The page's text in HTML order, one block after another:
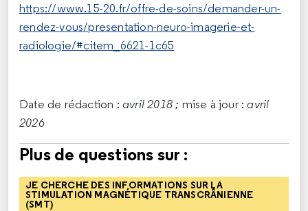
https://www.15-20.fr/offre-de-soins/demander-un-
rendez-vous/presentation-neuro-imagerie-et-
radiologie/#citem_6621-1c65
Date de rédaction : avril 2018 ; mise à jour : avril
2026
Plus de questions sur :
JE CHERCHE DES INFORMATIONS SUR LA
STIMULATION MAGNÉTIQUE TRANSCRÂNIENNE
(SMT)